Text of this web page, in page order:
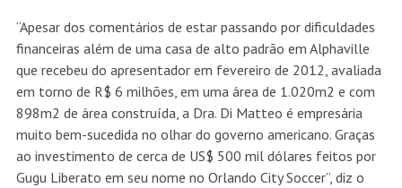
“Apesar dos comentários de estar passando por dificuldades
financeiras além de uma casa de alto padrão em Alphaville
que recebeu do apresentador em fevereiro de 2012, avaliada
em torno de R$ 6 milhões, em uma área de 1.020m2 e com
898m2 de área construída, a Dra. Di Matteo é empresária
muito bem-sucedida no olhar do governo americano. Graças
ao investimento de cerca de US$ 500 mil dólares feitos por
Gugu Liberato em seu nome no Orlando City Soccer”, diz o